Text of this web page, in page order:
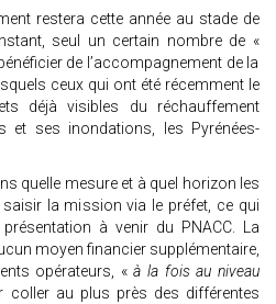
restera cette année au stade de
seul un certain nombre de «
de l’accompagnement de la
ceux qui ont été récemment le
déjà visibles du réchauffement
et ses inondations, les Pyrénées-
quelle mesure et à quel horizon les
la mission via le préfet, ce qui
à venir du PNACC. La
moyen financier supplémentaire,
opérateurs, «à la fois au niveau
coller au plus près des différentes